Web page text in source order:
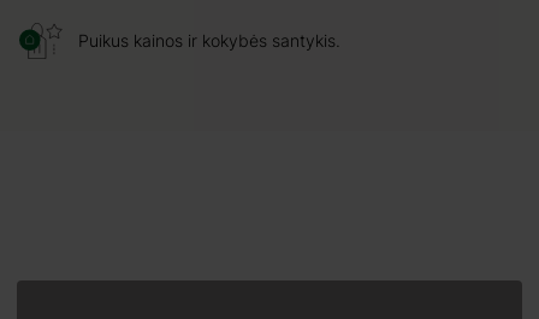
Puikus kainos ir kokybės santykis.